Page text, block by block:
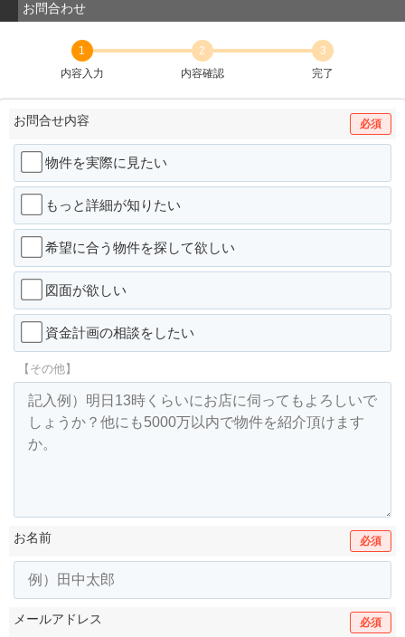
お問合わせ
1
内容入力
2
内容確認
3
完了
お問合せ内容 必須
物件を実際に見たい
もっと詳細が知りたい
希望に合う物件を探して欲しい
図面が欲しい
資金計画の相談をしたい
【その他】
お名前 必須
メールアドレス 必須